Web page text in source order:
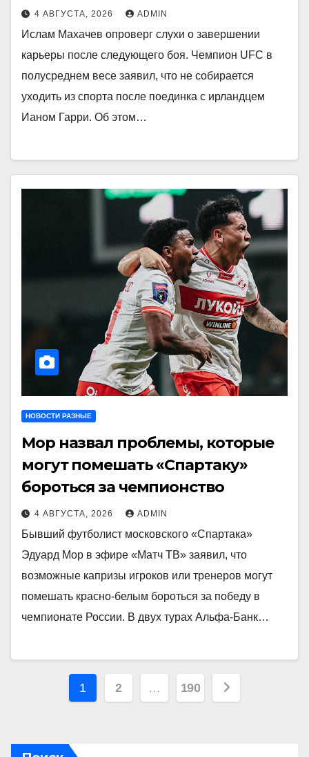
4 АВГУСТА, 2026 ADMIN
Ислам Махачев опроверг слухи о завершении
карьеры после следующего боя. Чемпион UFC в
полусреднем весе заявил, что не собирается
уходить из спорта после поединка с ирландцем
Ианом Гарри. Об этом…
НОВОСТИ РАЗНЫЕ
Мор назвал проблемы, которые
могут помешать «Спартаку»
бороться за чемпионство
4 АВГУСТА, 2026 ADMIN
Бывший футболист московского «Спартака»
Эдуард Мор в эфире «Матч ТВ» заявил, что
возможные капризы игроков или тренеров могут
помешать красно‑белым бороться за победу в
чемпионате России. В двух турах Альфа‑Банк…
Пагинация
1 2 … 190